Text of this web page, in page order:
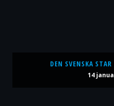
DEN SVENSKA
14